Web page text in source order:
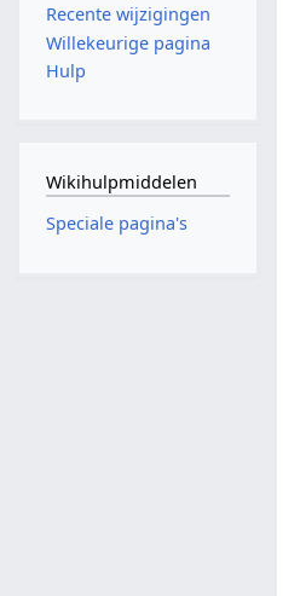
Recente wijzigingen
Willekeurige pagina
Hulp
Wikihulpmiddelen
Speciale pagina's